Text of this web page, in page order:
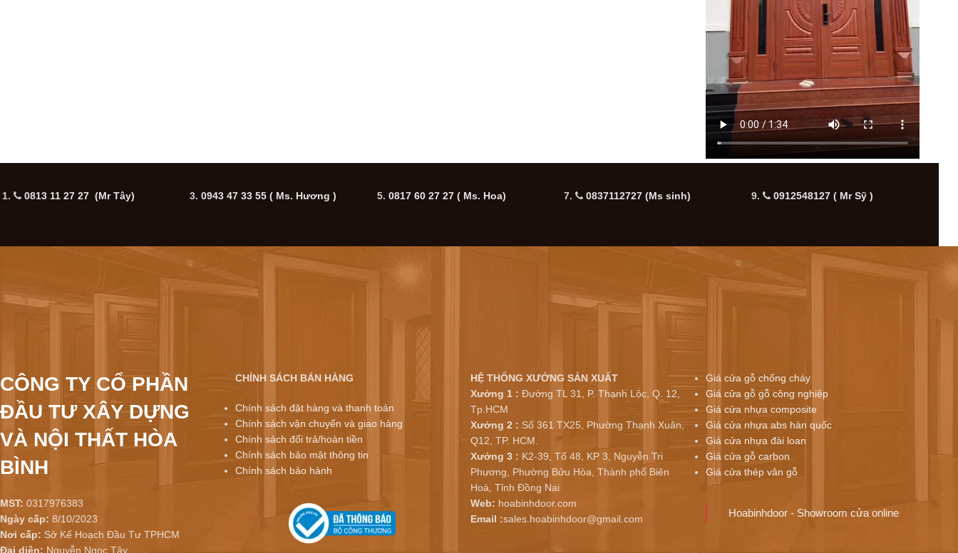
1. 0813 11 27 27 (Mr Tây) 3. 0943 47 33 55( Ms. Hương ) 5. 0817 60 27 27( Ms. Hoa) 7. 0837112727 (Ms sinh) 9. 0912548127 ( Mr Sỹ )
CÔNG TY CỔ PHẦN
ĐẦU TƯ XÂY DỰNG
VÀ NỘI THẤT HÒA
BÌNH
MST: 0317976383
Ngày cấp: 8/10/2023
Nơi cấp: Sở Kế Hoạch Đầu Tư TPHCM
Đại diện: Nguyễn Ngọc Tây
CHÍNH SÁCH BÁN HÀNG
Chính sách đặt hàng và thanh toán
Chính sách vận chuyển và giao hàng
Chính sách đổi trả/hoàn tiền
Chính sách bảo mật thông tin
Chính sách bảo hành
HỆ THỐNG XƯỞNG SẢN XUẤT
Xưởng 1 : Đường TL 31, P. Thạnh Lộc, Q. 12,
Tp.HCM
Xưởng 2 : Số 361 TX25, Phường Thạnh Xuân,
Q12, TP. HCM.
Xưởng 3 : K2-39, Tổ 48, KP 3, Nguyễn Tri
Phương, Phường Bửu Hòa, Thành phố Biên
Hoà, Tỉnh Đồng Nai
Web: hoabinhdoor.com
Email :sales.hoabinhdoor@gmail.com
Giá cửa gỗ chống cháy
Giá cửa gỗ gỗ công nghiệp
Giá cửa nhựa composite
Giá cửa nhựa abs hàn quốc
Giá cửa nhựa đài loan
Giá cửa gỗ carbon
Giá cửa thép vân gỗ
Hoabinhdoor - Showroom cửa online